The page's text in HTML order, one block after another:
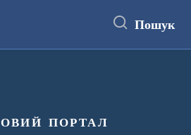
Пошук
портал